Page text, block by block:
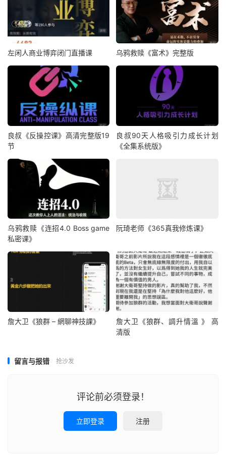
左闲人商业博弈闭门直播课 乌鸦救赎《富术》完整版
良叔《反操控课》高清完整版19
节
良叔90天人格吸引力成长计划
《全集系统版》
乌鸦救赎《连招4.0 Boss game
私密课》
阮琦老师《365真我修炼课》
詹大卫《狼群 – 網聊神技課》
詹大卫《狼群、調升情‬溫 》 高
清版
留言与报错 抢沙发
评论前必须登录！
立即登录 注册